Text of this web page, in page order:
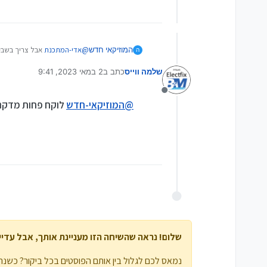
חברתית כולל האשטגים (למי
הכלים שבצידו הימני של
קישור לmicrosoft desigenr
מקור
ה המוזיקאי חדש@אדי-המתכנתאבל צריך
מנותק
שלמה ווייסכתב ב2 במאי 2023, 9:41
נערך לאחרונה על ידי
@המוזיקאי-חדש לוקח פחות
שלום! נראה שהשיחה הזו מעניינת אותך, אבל
נמאס לכם לגלול בין אותם הפוסטים בכל ביקור?